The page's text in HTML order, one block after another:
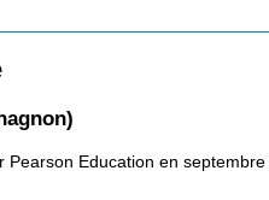
Pearson Education en